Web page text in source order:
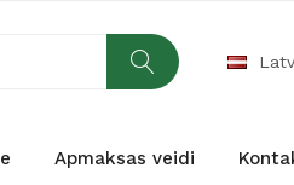
Apmaksas veidi